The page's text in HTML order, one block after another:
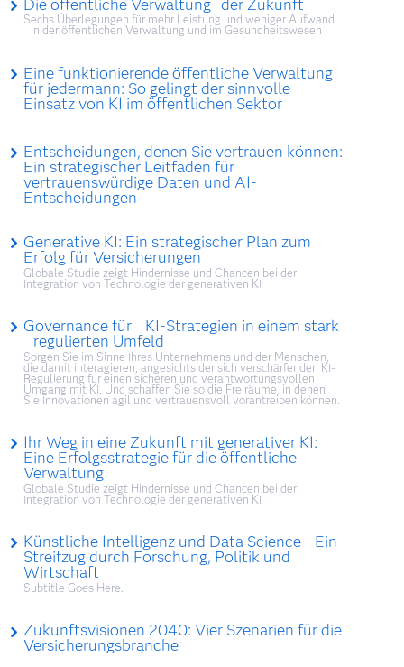
Sechs Überlegungen für mehr Leistung und weniger Aufwand
in der öffentlichen Verwaltung und im Gesundheitswesen
Eine funktionierende öffentliche Verwaltung
für jedermann: So gelingt der sinnvolle
Einsatz von KI im öffentlichen Sektor
Entscheidungen, denen Sie vertrauen können:
Ein strategischer Leitfaden für
vertrauenswürdige Daten und AI-
Entscheidungen
Generative KI: Ein strategischer Plan zum
Erfolg für Versicherungen
Globale Studie zeigt Hindernisse und Chancen bei der
Integration von Technologie der generativen KI
Governance für KI-Strategien in einem stark
regulierten Umfeld
Sorgen Sie im Sinne Ihres Unternehmens und der Menschen,
die damit interagieren, angesichts der sich verschärfenden KI-
Regulierung für einen sicheren und verantwortungsvollen
Umgang mit KI. Und schaffen Sie so die Freiräume, in denen
Sie Innovationen agil und vertrauensvoll vorantreiben können.
Ihr Weg in eine Zukunft mit generativer KI:
Eine Erfolgsstrategie für die öffentliche
Verwaltung
Globale Studie zeigt Hindernisse und Chancen bei der
Integration von Technologie der generativen KI
Künstliche Intelligenz und Data Science - Ein
Streifzug durch Forschung, Politik und
Wirtschaft
Subtitle Goes Here.
Zukunftsvisionen 2040: Vier Szenarien für die
Versicherungsbranche